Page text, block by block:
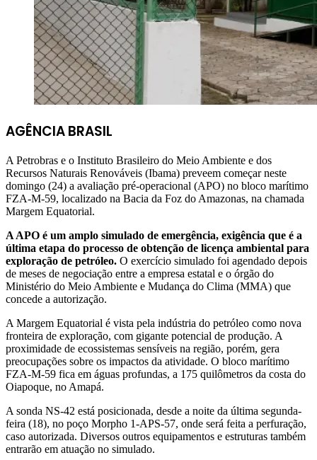
AGÊNCIA BRASIL
A Petrobras e o Instituto Brasileiro do Meio Ambiente e dos
Recursos Naturais Renováveis (Ibama) preveem começar neste
domingo (24) a avaliação pré-operacional (APO) no bloco marítimo
FZA-M-59, localizado na Bacia da Foz do Amazonas, na chamada
Margem Equatorial.
A APO é um amplo simulado de emergência, exigência que é a
última etapa do processo de obtenção de licença ambiental para
exploração de petróleo. O exercício simulado foi agendado depois
de meses de negociação entre a empresa estatal e o órgão do
Ministério do Meio Ambiente e Mudança do Clima (MMA) que
concede a autorização.
A Margem Equatorial é vista pela indústria do petróleo como nova
fronteira de exploração, com gigante potencial de produção. A
proximidade de ecossistemas sensíveis na região, porém, gera
preocupações sobre os impactos da atividade. O bloco marítimo
FZA-M-59 fica em águas profundas, a 175 quilômetros da costa do
Oiapoque, no Amapá.
A sonda NS-42 está posicionada, desde a noite da última segunda-
feira (18), no poço Morpho 1-APS-57, onde será feita a perfuração,
caso autorizada. Diversos outros equipamentos e estruturas também
entrarão em atuação no simulado.